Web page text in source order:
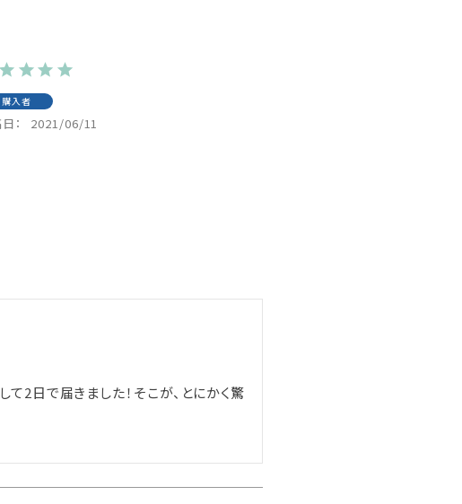
購入者
2021/06/11
2日で届きました！そこが、とにかく驚